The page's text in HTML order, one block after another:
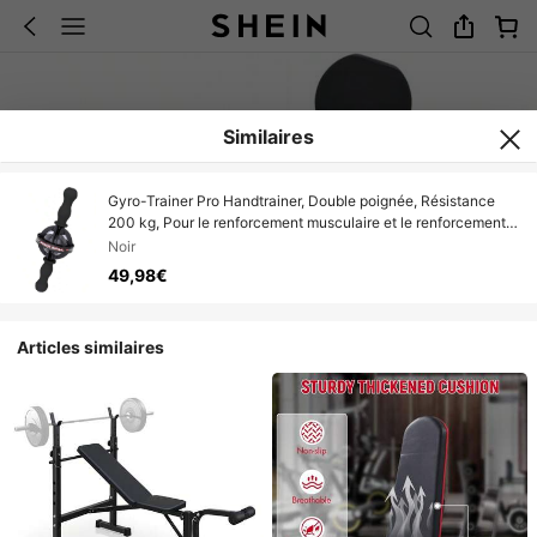
Similaires
Gyro-Trainer Pro Handtrainer, Double poignée, Résistance
200 kg, Pour le renforcement musculaire et le renforcement
des poignets
Noir
49,98€
Articles similaires